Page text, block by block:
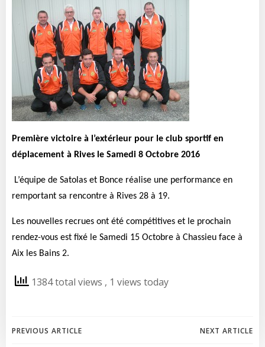
Première victoire à l’extérieur pour le club sportif en
déplacement à Rives le Samedi 8 Octobre 2016
L’équipe de Satolas et Bonce réalise une performance en
remportant sa rencontre à Rives 28 à 19.
Les nouvelles recrues ont été compétitives et le prochain
rendez-vous est fixé le Samedi 15 Octobre à Chassieu face à
Aix les Bains 2.
1384 total views , 1 views today
Post
PREVIOUS ARTICLE NEXT ARTICLE